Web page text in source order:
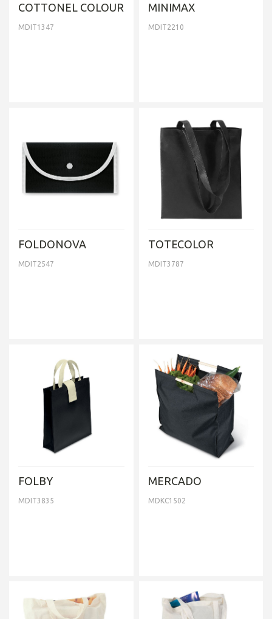
COTTONEL COLOUR
MDIT1347
MINIMAX
MDIT2210
FOLDONOVA
MDIT2547
TOTECOLOR
MDIT3787
FOLBY
MDIT3835
MERCADO
MDKC1502